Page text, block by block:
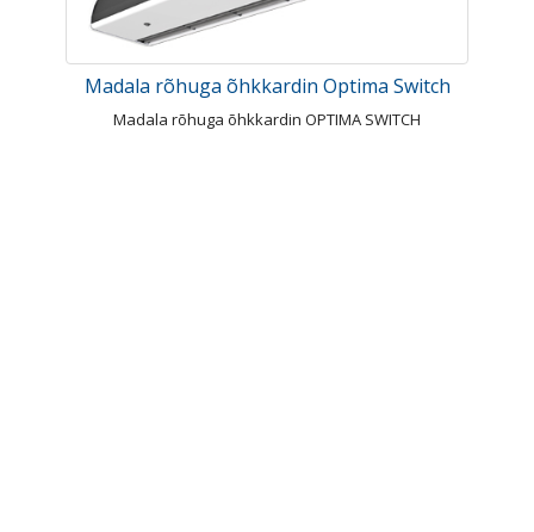
Madala rõhuga õhkkardin Optima Switch
Madala rõhuga õhkkardin OPTIMA SWITCH